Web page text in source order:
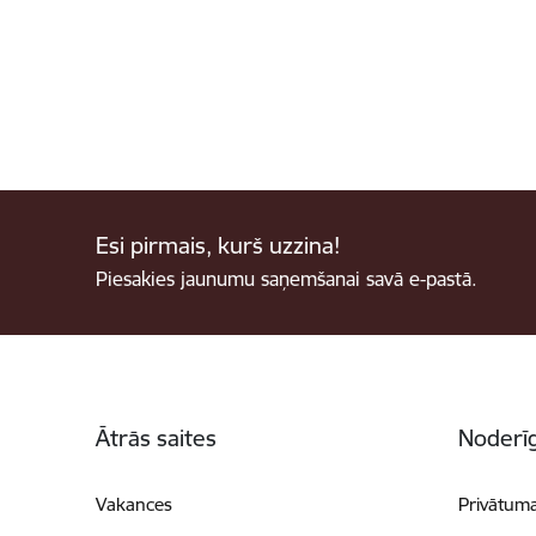
Esi pirmais, kurš uzzina!
Piesakies jaunumu saņemšanai savā e-pastā.
Ātrās saites
Vakances